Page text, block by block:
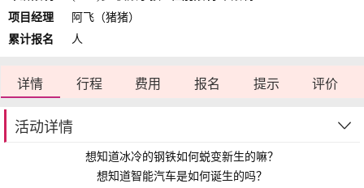
项目经理
阿飞（猪猪）
累计报名
人
详情 行程 费用 报名 提示 评价
活动详情
想知道冰冷的钢铁如何蜕变新生的嘛？
想知道智能汽车是如何诞生的吗？